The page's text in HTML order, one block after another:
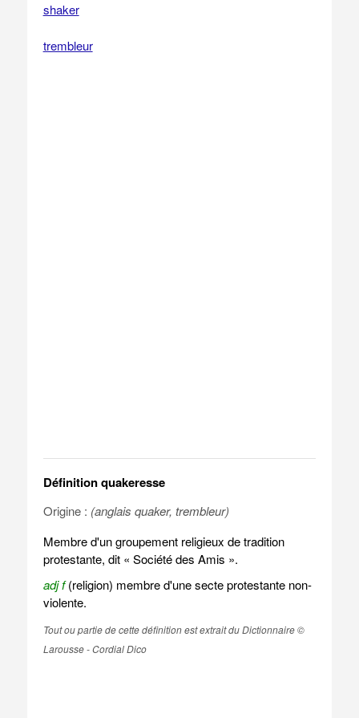
shaker
trembleur
Définition quakeresse
Origine : (anglais quaker, trembleur)
Membre d'un groupement religieux de tradition
protestante, dit « Société des Amis ».
adj f(religion) membre d'une secte protestante non-
violente.
Tout ou partie de cette définition est extrait du Dictionnaire ©
Larousse - Cordial Dico